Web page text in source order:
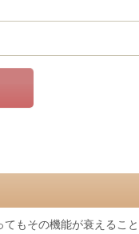
もその機能が衰えるこ